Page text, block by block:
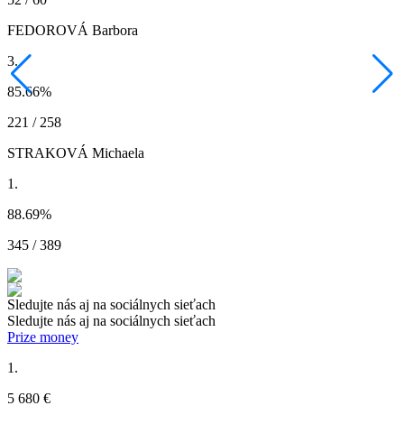
FEDOROVÁ Barbora
3.
85.66%
221 / 258
STRAKOVÁ Michaela
1.
88.69%
345 / 389
Sledujte nás aj na sociálnych sieťach
Sledujte nás aj na sociálnych sieťach
Prize money
1.
5 680 €